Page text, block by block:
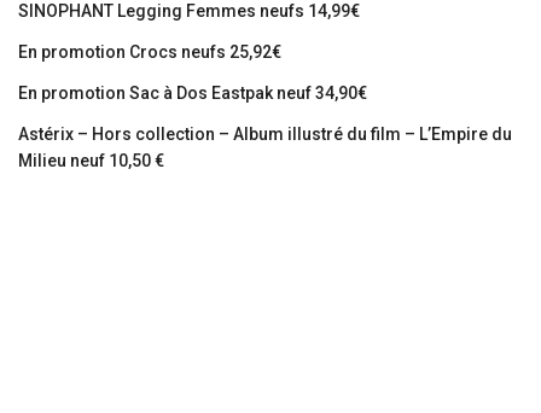
SINOPHANT Legging Femmes neufs 14,99€
En promotion Crocs neufs 25,92€
En promotion Sac à Dos Eastpak neuf 34,90€
Astérix – Hors collection – Album illustré du film – L’Empire du
Milieu neuf 10,50 €